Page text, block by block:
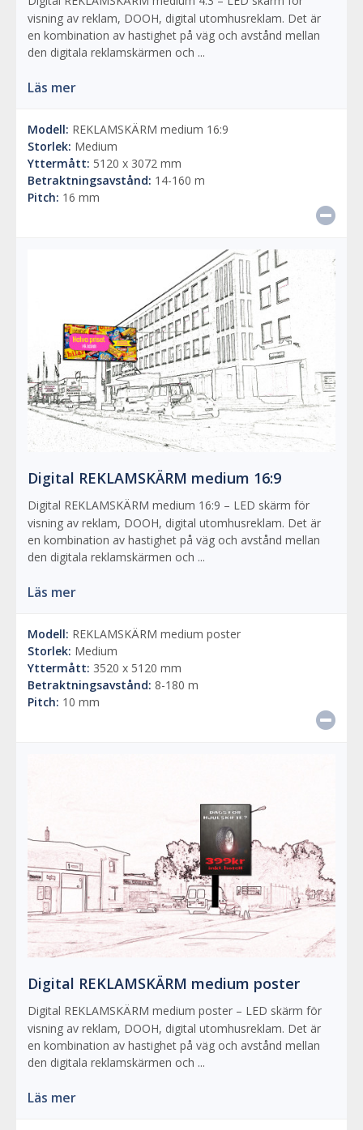
visning av reklam, DOOH, digital utomhusreklam. Det är
en kombination av hastighet på väg och avstånd mellan
den digitala reklamskärmen och ...
Läs mer
Modell: REKLAMSKÄRM medium 16:9
Storlek: Medium
Yttermått: 5120 x 3072 mm
Betraktningsavstånd: 14-160 m
Pitch: 16 mm
Digital REKLAMSKÄRM medium 16:9
Digital REKLAMSKÄRM medium 16:9 – LED skärm för
visning av reklam, DOOH, digital utomhusreklam. Det är
en kombination av hastighet på väg och avstånd mellan
den digitala reklamskärmen och ...
Läs mer
Modell: REKLAMSKÄRM medium poster
Storlek: Medium
Yttermått: 3520 x 5120 mm
Betraktningsavstånd: 8-180 m
Pitch: 10 mm
Digital REKLAMSKÄRM medium poster
Digital REKLAMSKÄRM medium poster – LED skärm för
visning av reklam, DOOH, digital utomhusreklam. Det är
en kombination av hastighet på väg och avstånd mellan
den digitala reklamskärmen och ...
Läs mer